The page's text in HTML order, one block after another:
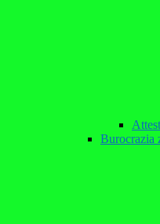
Burocrazia